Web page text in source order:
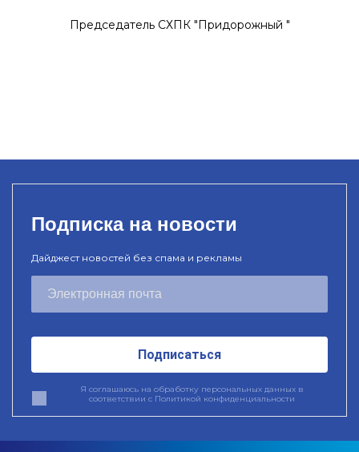
Председатель СХПК "Придорожный "
Подписка на новости
Дайджест новостей без спама и рекламы
Подписаться
Я соглашаюсь на обработку персональных данных в
соответствии с Политикой конфиденциальности